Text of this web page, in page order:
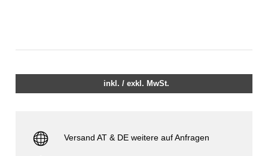
inkl. / exkl. MwSt.
Versand AT & DE weitere auf Anfragen